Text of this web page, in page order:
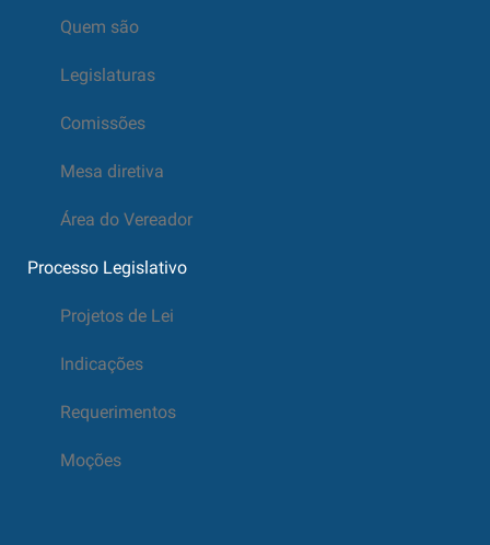
Quem são
Legislaturas
Comissões
Mesa diretiva
Área do Vereador
Processo Legislativo
Projetos de Lei
Indicações
Requerimentos
Moções